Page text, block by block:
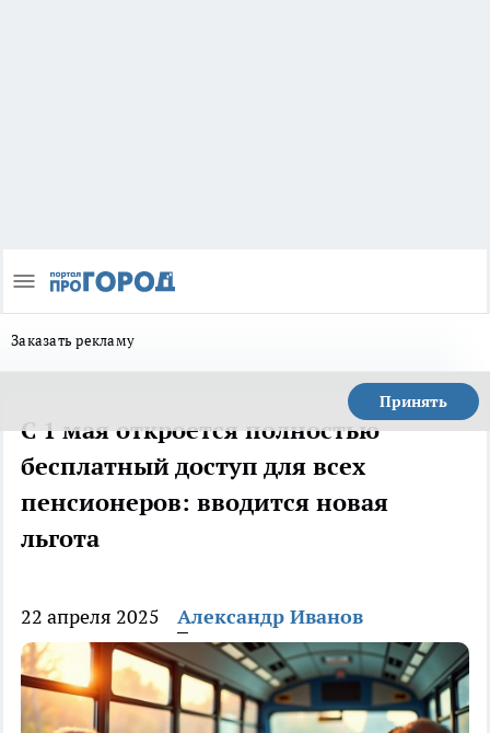
Заказать рекламу
Принять
С 1 мая откроется полностью
бесплатный доступ для всех
пенсионеров: вводится новая
льгота
22 апреля 2025 Александр Иванов